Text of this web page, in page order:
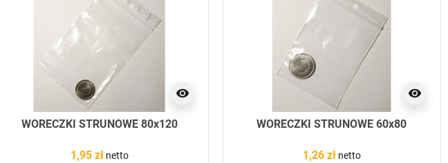
visibility
WORECZKI STRUNOWE 80x120
1,95 złnetto
visibility
WORECZKI STRUNOWE 60x80
1,26 złnetto